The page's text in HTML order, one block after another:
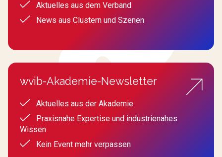
Aktuelles aus dem Verband
News aus Clustern und Szenen
wvib-Akademie-Newsletter
Aktuelles aus der Akademie
Praxisnahe Expertise und industrienahes
Wissen
Kein Event mehr verpassen